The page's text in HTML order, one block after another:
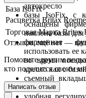
автокресло
базы IsoFix, с
оснащены
наклона базы для
фирменная
использовать ее
во время
кресло как с
съемный
формы
удобная,
База IsoFix
Расцветка Britax
Торговая Марка Britax
Отзывов ещё нет —
Помогите другим
кто поделится своим
Написать отзыв